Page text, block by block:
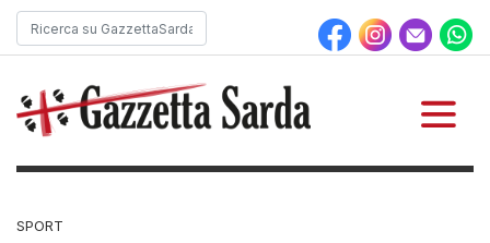
SPORT